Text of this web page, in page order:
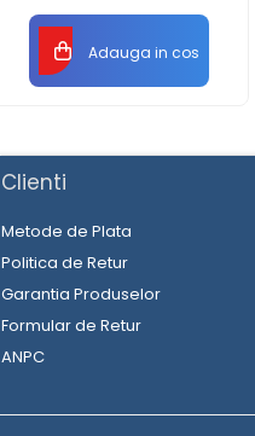
Adauga in cos
Clienti
Metode de Plata
Politica de Retur
Garantia Produselor
Formular de Retur
ANPC